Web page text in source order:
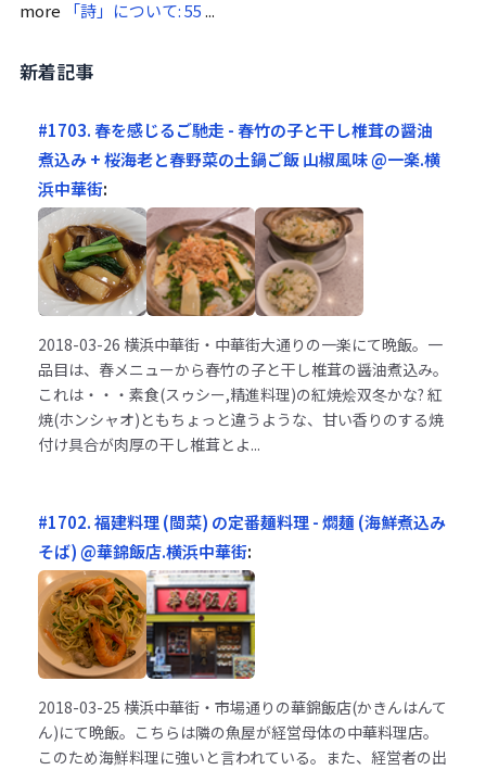
more 「詩」について: 55...
新着記事
#1703. 春を感じるご馳走 - 春竹の子と干し椎茸の醤油
煮込み + 桜海老と春野菜の土鍋ご飯 山椒風味 @一楽.横
浜中華街:
2018-03-26 横浜中華街・中華街大通りの一楽にて晩飯。一
品目は、春メニューから春竹の子と干し椎茸の醤油煮込み。
これは・・・素食(スゥシー,精進料理)の紅焼烩双冬かな? 紅
焼(ホンシャオ)ともちょっと違うような、甘い香りのする焼
付け具合が肉厚の干し椎茸とよ...
#1702. 福建料理 (閩菜) の定番麺料理 - 燜麺 (海鮮煮込み
そば) @華錦飯店.横浜中華街:
2018-03-25 横浜中華街・市場通りの華錦飯店(かきんはんて
ん)にて晩飯。こちらは隣の魚屋が経営母体の中華料理店。
このため海鮮料理に強いと言われている。また、経営者の出